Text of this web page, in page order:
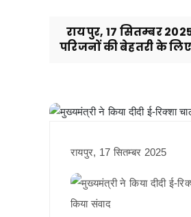
रायपुर, 17 सितम्बर
परिजनों की बेहतरी के
रायपुर, 17 सितम्बर 2025